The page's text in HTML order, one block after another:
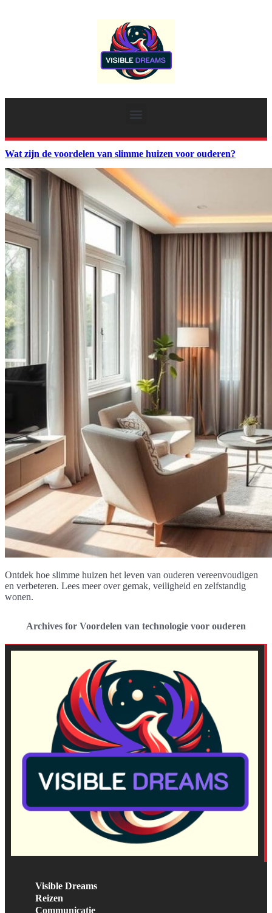
Wat zijn de voordelen van slimme huizen voor ouderen?
Ontdek hoe slimme huizen het leven van ouderen vereenvoudigen
en verbeteren. Lees meer over gemak, veiligheid en zelfstandig
wonen.
Archives for Voordelen van technologie voor ouderen
Visible Dreams
Reizen
Communicatie